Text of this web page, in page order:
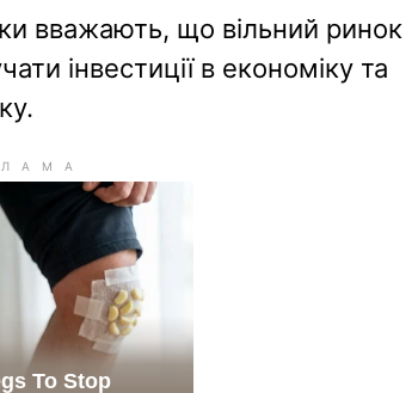
вважають, що вільний ринок
інвестиції в економіку та